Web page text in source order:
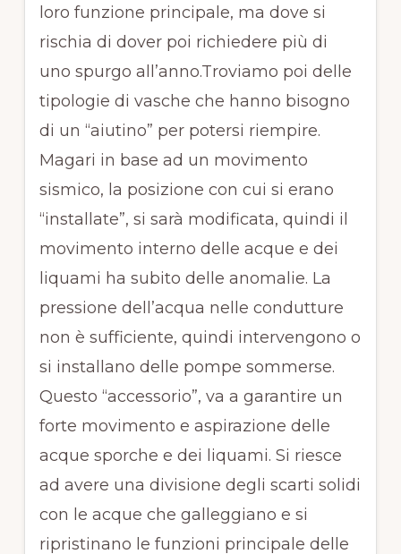
loro funzione principale, ma dove si
rischia di dover poi richiedere più di
uno spurgo all’anno.Troviamo poi delle
tipologie di vasche che hanno bisogno
di un “aiutino” per potersi riempire.
Magari in base ad un movimento
sismico, la posizione con cui si erano
“installate”, si sarà modificata, quindi il
movimento interno delle acque e dei
liquami ha subito delle anomalie. La
pressione dell’acqua nelle condutture
non è sufficiente, quindi intervengono o
si installano delle pompe sommerse.
Questo “accessorio”, va a garantire un
forte movimento e aspirazione delle
acque sporche e dei liquami. Si riesce
ad avere una divisione degli scarti solidi
con le acque che galleggiano e si
ripristinano le funzioni principale delle